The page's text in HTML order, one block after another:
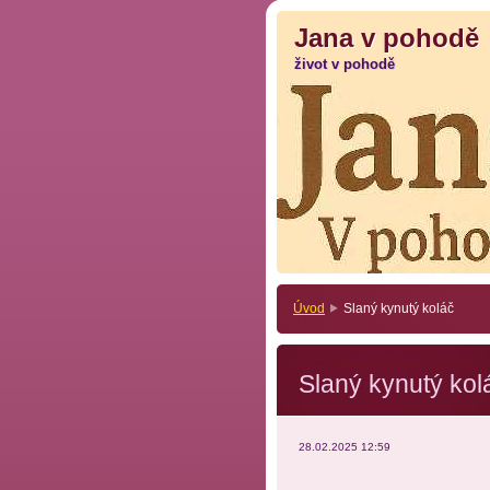
Jana v pohodě
Jana v pohodě
život v pohodě
život v pohodě
Úvod Slaný kynutý koláč
Slaný kynutý
28.02.2025 12:59